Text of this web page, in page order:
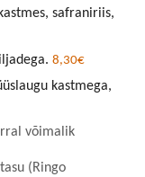
safraniriis,
8,30€
kastmega,
võimalik
(Ringo